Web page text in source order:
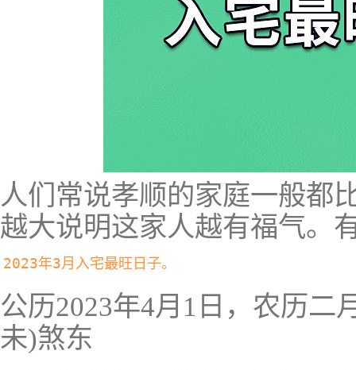
人们常说孝顺的家庭一般都
越大说明这家人越有福气。
2023年3月入宅最旺日子。
公历2023年4月1日，农历二
未)煞东